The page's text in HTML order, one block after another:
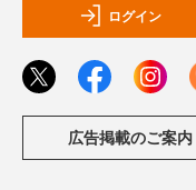
ログイン
広告掲載のご案内